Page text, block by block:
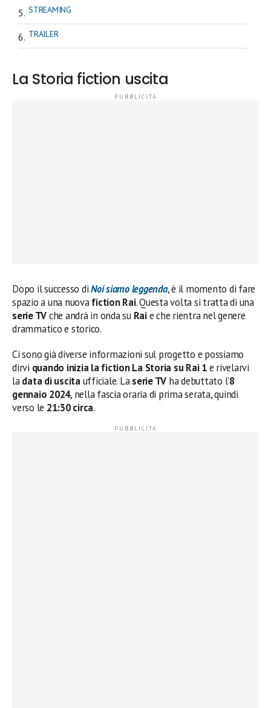
STREAMING
TRAILER
La Storia fiction uscita
Dopo il successo diNoi siamo leggenda, è il momento di fare
spazio a una nuovafiction Rai. Questa volta si tratta di una
serie TVche andrà in onda su Raie che rientra nel genere
drammatico e storico.
Ci sono già diverse informazioni sul progetto e possiamo
dirvi quando inizia la fiction La Storia su Rai 1e rivelarvi
ladata di uscitaufficiale. Laserie TV ha debuttato l’8
gennaio 2024, nella fascia oraria di prima serata, quindi
verso le 21:30 circa.